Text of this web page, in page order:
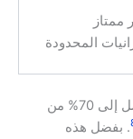
ممتاز
المحدودة
تركيب باركيه في المساجد والصالات العامة يصل إلى 70% من
. بفضل هذه